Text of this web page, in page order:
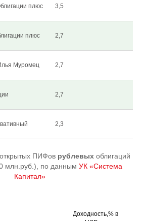
плюс 3,5
плюс 2,7
Муромец 2,7
2,7
2,3
ПИФов рублевыхоблигаций
млн.руб.), по данным УК «Система
Капитал»
Доходность,% в